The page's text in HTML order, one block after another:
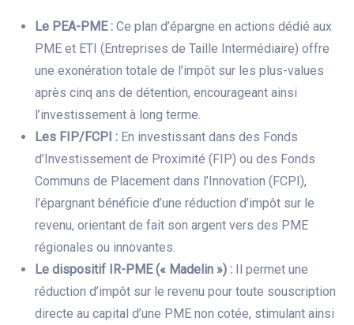
Le PEA-PME : Ce plan d’épargne en actions dédié aux
PME et ETI (Entreprises de Taille Intermédiaire) offre
une exonération totale de l’impôt sur les plus-values
après cinq ans de détention, encourageant ainsi
l’investissement à long terme.
Les FIP/FCPI : En investissant dans des Fonds
d’Investissement de Proximité (FIP) ou des Fonds
Communs de Placement dans l’Innovation (FCPI),
l’épargnant bénéficie d’une réduction d’impôt sur le
revenu, orientant de fait son argent vers des PME
régionales ou innovantes.
Le dispositif IR-PME (« Madelin ») : Il permet une
réduction d’impôt sur le revenu pour toute souscription
directe au capital d’une PME non cotée, stimulant ainsi